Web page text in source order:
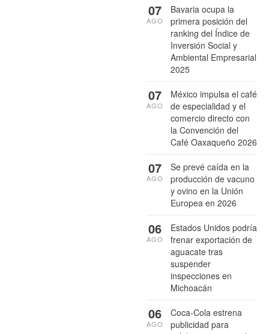
Bavaria ocupa la
primera posición del
ranking del Índice de
Inversión Social y
Ambiental Empresarial
2025
07
AGO
México impulsa el café
de especialidad y el
comercio directo con
la Convención del
Café Oaxaqueño 2026
07
AGO
Se prevé caída en la
producción de vacuno
y ovino en la Unión
Europea en 2026
07
AGO
Estados Unidos podría
frenar exportación de
aguacate tras
suspender
inspecciones en
Michoacán
06
AGO
Coca-Cola estrena
publicidad para
06
AGO